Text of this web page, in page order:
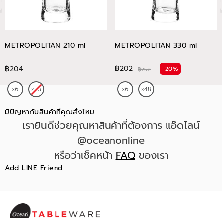
METROPOLITAN 210 ml
฿204
METROPOLITAN 330 ml
฿202 ฿252 -20%
มีปัญหากับสินค้าที่คุณสั่งไหม
เรายินดีช่วยคุณหาสินค้าที่ต้องการ แอ๊ดไลน์
@oceanonline
หรือว่าเช็คหน้าFAQของเรา
Add LINE Friend